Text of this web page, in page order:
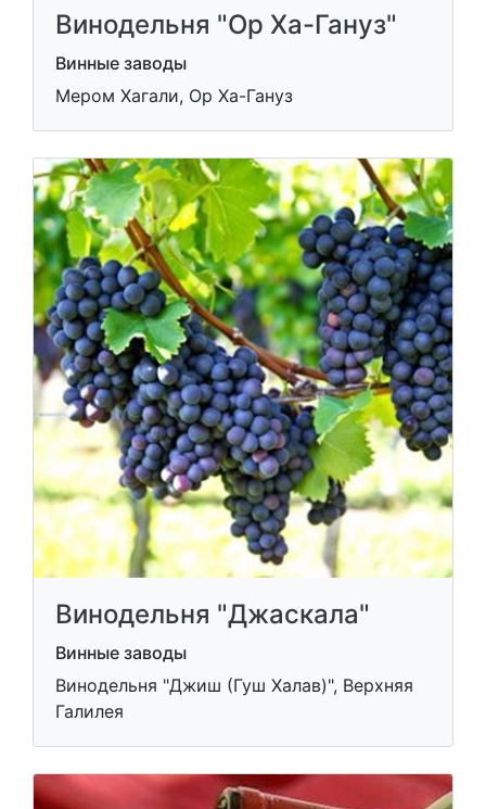
Винодельня "Ор Ха-Гануз"
Винные заводы
Мером Хагали, Ор Ха-Гануз
Винодельня "Джаскала"
Винные заводы
Винодельня "Джиш (Гуш Халав)", Верхняя
Галилея